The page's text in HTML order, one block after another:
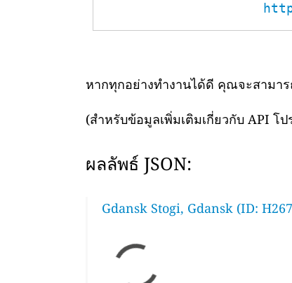
หากทุกอย่างทำงานได้ดี คุณจะสามา
(สำหรับข้อมูลเพิ่มเติมเกี่ยวกับ API โ
ผลลัพธ์ JSON:
Gdansk Stogi, Gdansk (ID: